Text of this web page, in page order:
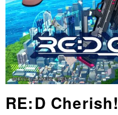
RE:D Cherish!